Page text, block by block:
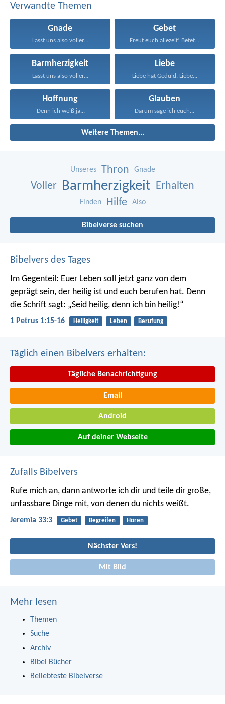
Verwandte Themen
Gnade
Lasst uns also voller...
Gebet
Freut euch allezeit! Betet...
Barmherzigkeit
Lasst uns also voller...
Liebe
Liebe hat Geduld. Liebe...
Hoffnung
'Denn ich weiß ja...
Glauben
Darum sage ich euch...
Weitere Themen...
Unseres Thron Gnade
Voller Barmherzigkeit Erhalten
Finden Hilfe Also
Bibelverse suchen
Bibelvers des Tages
Im Gegenteil: Euer Leben soll jetzt ganz von dem
geprägt sein, der heilig ist und euch berufen hat. Denn
die Schrift sagt: „Seid heilig, denn ich bin heilig!“
1 Petrus 1:15-16 Heiligkeit Leben Berufung
Täglich einen Bibelvers erhalten:
Tägliche Benachrichtigung
Email
Android
Auf deiner Webseite
Zufalls Bibelvers
Rufe mich an, dann antworte ich dir und teile dir große,
unfassbare Dinge mit, von denen du nichts weißt.
Jeremia 33:3 Gebet Begreifen Hören
Nächster Vers!
Mit Bild
Mehr lesen
Themen
Suche
Archiv
Bibel Bücher
Beliebteste Bibelverse